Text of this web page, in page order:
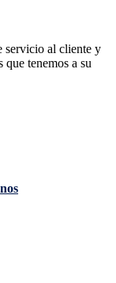
servicio al cliente y
tenemos a su